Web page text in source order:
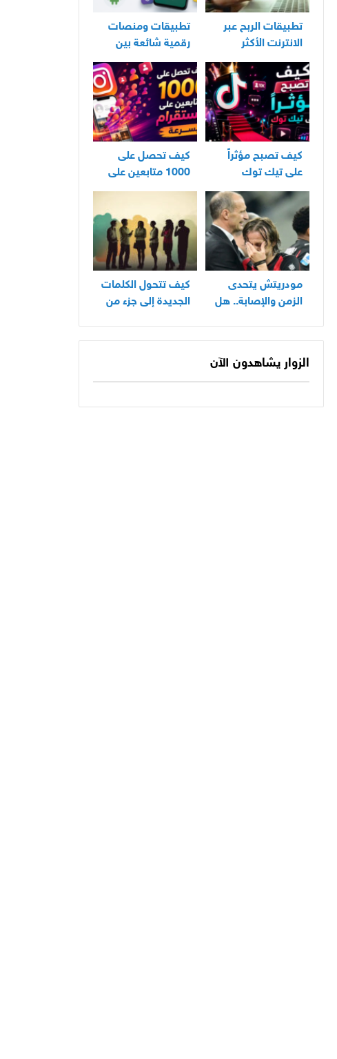
تطبيقات الربح عبر
الانترنت الأكثر
استخدامًا في العراق
تطبيقات ومنصات
رقمية شائعة بين
مستخدمي الأندرويد
كيف تصبح مؤثراً
على تيك توك
كيف تحصل على
1000 متابعين على
انستقرام بسرعة
مودريتش يتحدى
الزمن والإصابة.. هل
كيف تتحول الكلمات
الجديدة إلى جزء من
الزوار يشاهدون الآن